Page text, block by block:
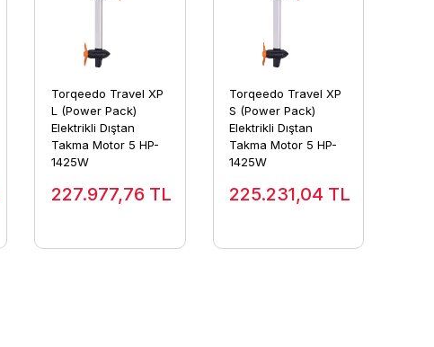
Torqeedo Travel XP
L (Power Pack)
Elektrikli Dıştan
Takma Motor 5 HP-
1425W
227.977,76 TL
Torqeedo Travel XP
S (Power Pack)
Elektrikli Dıştan
Takma Motor 5 HP-
1425W
225.231,04 TL